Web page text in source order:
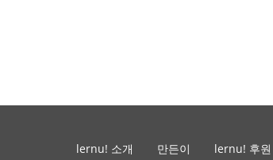
lernu! 소개 만든이 lernu! 후원